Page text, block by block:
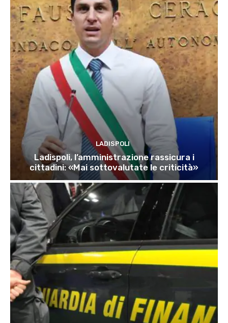
LADISPOLI
Ladispoli, l’amministrazione rassicura i
cittadini: «Mai sottovalutate le criticità»